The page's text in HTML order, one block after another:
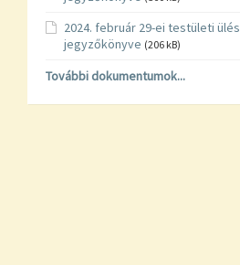
2024. február 29-ei testületi ülés
jegyzőkönyve (206 kB)
További dokumentumok...